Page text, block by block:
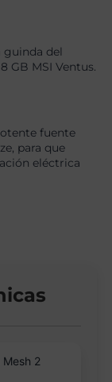
guinda del
GB MSI Ventus.
fuente
para que
eléctrica
Mesh 2